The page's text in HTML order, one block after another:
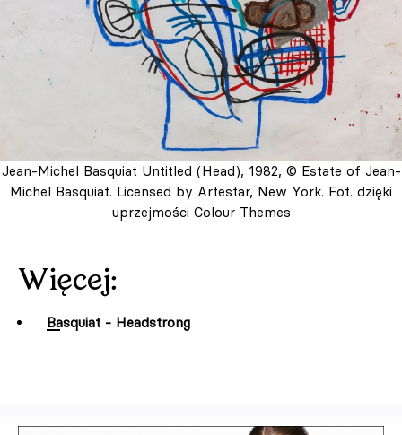
Jean-Michel Basquiat Untitled (Head), 1982, © Estate of Jean-
Michel Basquiat. Licensed by Artestar, New York. Fot. dzięki
uprzejmości Colour Themes
Więcej:
Basquiat - Headstrong